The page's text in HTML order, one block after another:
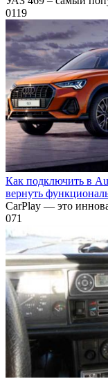
0119
Как подключить в
вернуть
CarPlay — это
071